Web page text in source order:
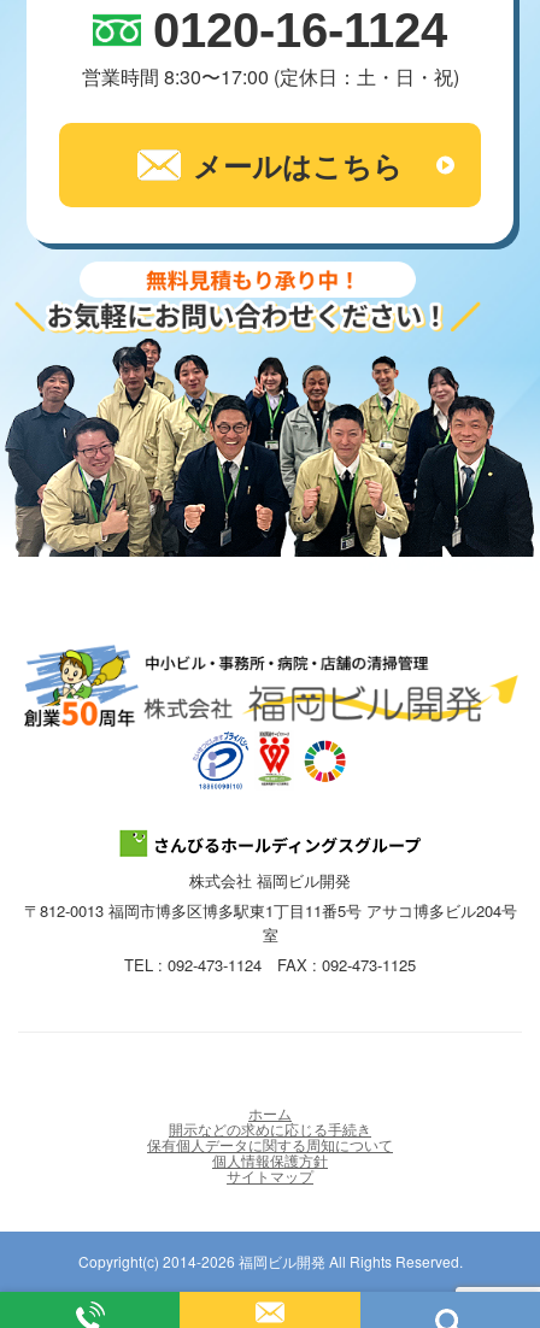
0120-16-1124
営業時間 8:30〜17:00 (定休日：土・日・祝)
メールはこちら
株式会社 福岡ビル開発
〒812-0013 福岡市博多区博多駅東1丁目11番5号 アサコ博多ビル204号
室
TEL : 092-473-1124 FAX : 092-473-1125
ホーム
開示などの求めに応じる手続き
保有個人データに関する周知について
個人情報保護方針
サイトマップ
Copyright(c) 2014-2026 福岡ビル開発 All Rights Reserved.